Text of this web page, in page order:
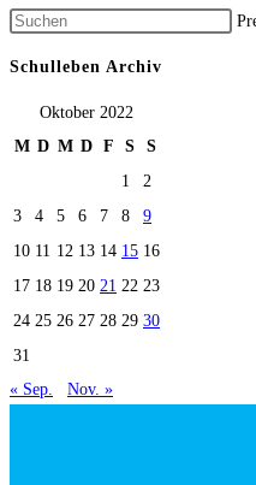
Schulleben Archiv
Oktober 2022
M D M D F S
S
1
2
3
4 5 6 7 8
9
10 11 12 13 14 15 16
17 18 19 20 21 22 23
24 25 26 27 28 29 30
31
« Sep.
Nov. »